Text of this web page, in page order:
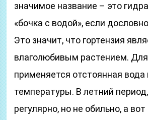
значимое название – это
«бочка с водой», если
Это значит, что гортензия
влаголюбивым растением.
применяется отстоянная вода
температуры. В летний
регулярно, но не обильно, а